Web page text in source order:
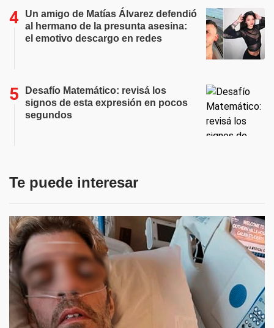
Un amigo de Matías Álvarez defendió
al hermano de la presunta asesina:
el emotivo descargo en redes
Desafío Matemático: revisá los
signos de esta expresión en pocos
segundos
Te puede interesar